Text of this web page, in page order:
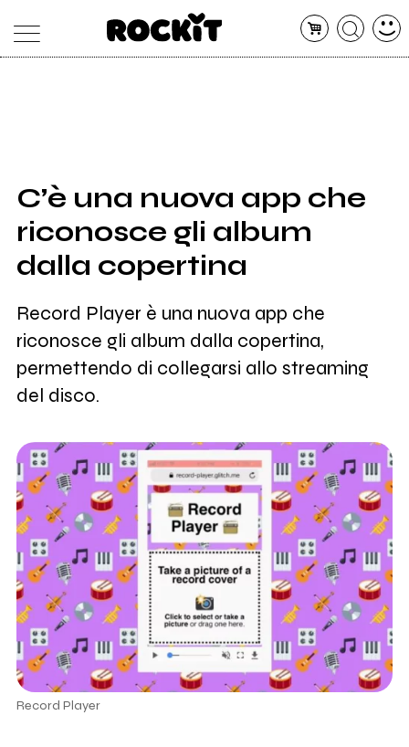
SHOP
RADIO
C’è una nuova app che
riconosce gli album
dalla copertina
Record Player è una nuova app che
riconosce gli album dalla copertina,
permettendo di collegarsi allo streaming
del disco.
Record Player